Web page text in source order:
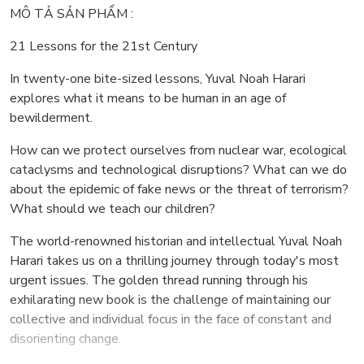
MÔ TẢ SẢN PHẨM :
21 Lessons for the 21st Century
In twenty-one bite-sized lessons, Yuval Noah Harari
explores what it means to be human in an age of
bewilderment.
How can we protect ourselves from nuclear war, ecological
cataclysms and technological disruptions? What can we do
about the epidemic of fake news or the threat of terrorism?
What should we teach our children?
The world-renowned historian and intellectual Yuval Noah
Harari takes us on a thrilling journey through today's most
urgent issues. The golden thread running through his
exhilarating new book is the challenge of maintaining our
collective and individual focus in the face of constant and
disorienting change.